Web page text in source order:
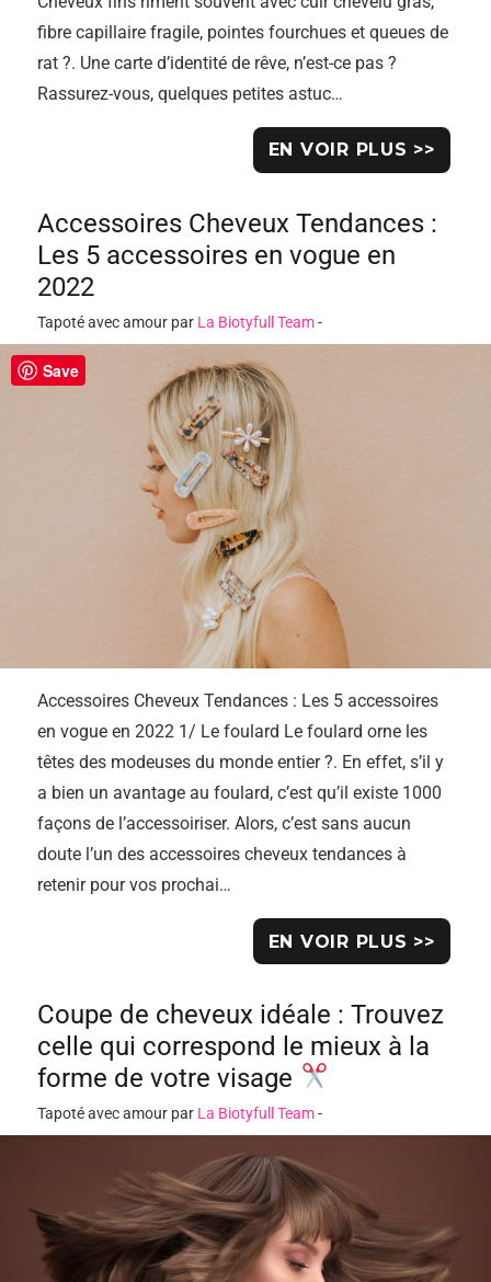
fibre capillaire fragile, pointes fourchues et queues de
rat ?. Une carte d’identité de rêve, n’est-ce pas ?
Rassurez-vous, quelques petites astuc…
EN VOIR PLUS >>
Accessoires Cheveux Tendances :
Les 5 accessoires en vogue en
2022
Tapoté avec amour par La Biotyfull Team-
Accessoires Cheveux Tendances : Les 5 accessoires
en vogue en 2022 1/ Le foulard Le foulard orne les
têtes des modeuses du monde entier ?. En effet, s’il y
a bien un avantage au foulard, c’est qu’il existe 1000
façons de l’accessoiriser. Alors, c’est sans aucun
doute l’un des accessoires cheveux tendances à
retenir pour vos prochai…
EN VOIR PLUS >>
Coupe de cheveux idéale : Trouvez
celle qui correspond le mieux à la
forme de votre visage
Tapoté avec amour par La Biotyfull Team-
Save